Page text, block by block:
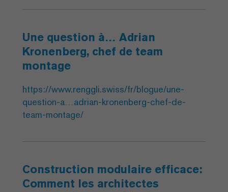
Une question à… Adrian
Kronenberg, chef de team
montage
https://www.renggli.swiss/fr/blogue/une-
question-a…adrian-kronenberg-chef-de-
team-montage/
Construction modulaire efficace:
Comment les architectes